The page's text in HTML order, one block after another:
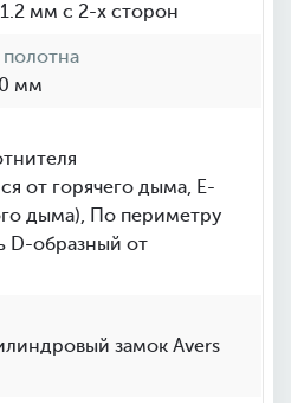
мм с 2-х сторон
мм
от горячего дыма, Е-
дыма), По периметру
D-образный от
замок Avers